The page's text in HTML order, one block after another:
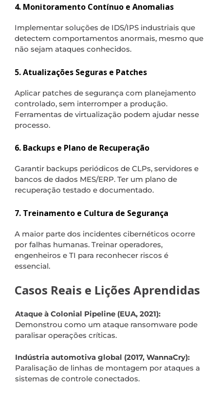
4. Monitoramento Contínuo e Anomalias
Implementar soluções de IDS/IPS industriais que
detectem comportamentos anormais, mesmo que
não sejam ataques conhecidos.
5. Atualizações Seguras e Patches
Aplicar patches de segurança com planejamento
controlado, sem interromper a produção.
Ferramentas de virtualização podem ajudar nesse
processo.
6. Backups e Plano de Recuperação
Garantir backups periódicos de CLPs, servidores e
bancos de dados MES/ERP. Ter um plano de
recuperação testado e documentado.
7. Treinamento e Cultura de Segurança
A maior parte dos incidentes cibernéticos ocorre
por falhas humanas. Treinar operadores,
engenheiros e TI para reconhecer riscos é
essencial.
Casos Reais e Lições Aprendidas
Ataque à Colonial Pipeline (EUA, 2021):
Demonstrou como um ataque ransomware pode
paralisar operações críticas.
Indústria automotiva global (2017, WannaCry):
Paralisação de linhas de montagem por ataques a
sistemas de controle conectados.